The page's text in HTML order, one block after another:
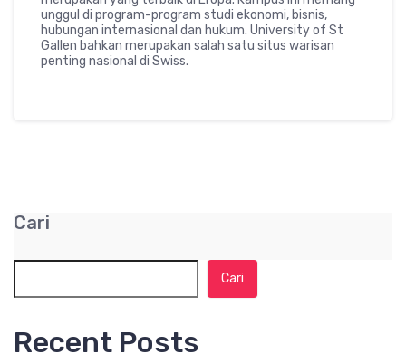
unggul di program-program studi ekonomi, bisnis,
hubungan internasional dan hukum. University of St
Gallen bahkan merupakan salah satu situs warisan
penting nasional di Swiss.
Cari
Cari
Recent Posts